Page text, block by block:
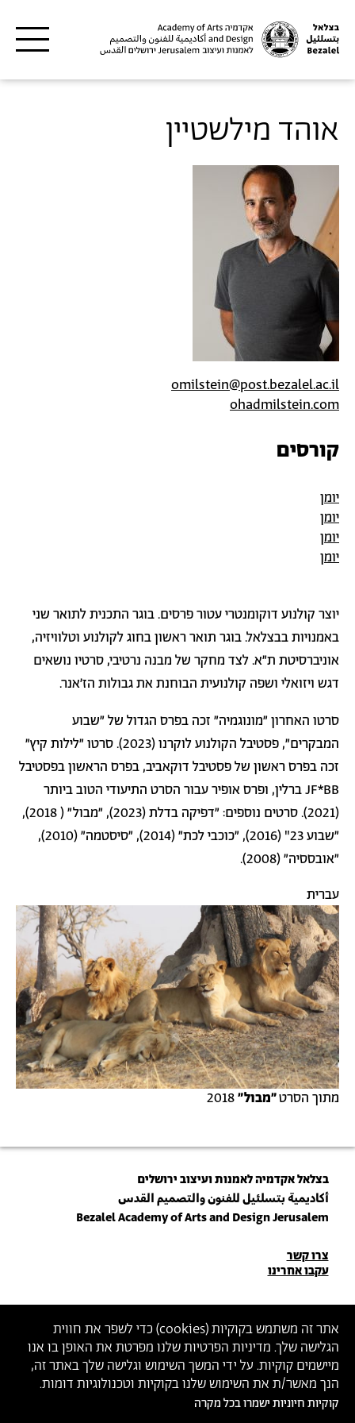
אתר זה משתמש בקוקיות (cookies) כדי לשפר את חווית
הגלישה שלך. מדיניות הפרטיות שלנו מפרטת את האופן בו אנו
מיישמים קוקיות. על ידי המשך השימוש וגלישה שלך באתר זה,
הנך מאשר/ת את השימוש שלנו בקוקיות וטכנולוגיות דומות.
קוקיות חיוניות ישמרו בכל מקרה
אוהד מילשטיין
omilstein@post.bezalel.ac.il
ohadmilstein.com
קורסים
יומן
יומן
יומן
יומן
יוצר קולנוע דוקומנטרי עטור פרסים. בוגר התכנית לתואר שני
באמנויות בבצלאל. בוגר תואר ראשון בחוג לקולנוע וטלוויזיה,
אוניברסיטת ת"א. לצד מחקר של מבנה נרטיבי, סרטיו נושאים
דגש ויזואלי ושפה קולנועית הבוחנת את גבולות הז'אנר.
סרטו האחרון "מונוגמיה" זכה בפרס הגדול של "שבוע
המבקרים", פסטיבל הקולנוע לוקרנו (2023). סרטו "לילות קיץ"
זכה בפרס ראשון של פסטיבל דוקאביב, בפרס הראשון בפסטיבל
JF*BB ברלין, ופרס אופיר עבור הסרט התיעודי הטוב ביותר
(2021). סרטים נוספים: "דפיקה בדלת (2023), "מבול" ( 2018),
"שבוע 23" (2016), "כוכבי לכת" (2014), "סיסטמה" (2010),
"אובססיה" (2008).
עברית
תמונה
מתוך הסרט"מבול"
בצלאל אקדמיה לאמנות ועיצוב ירושלים
أكاديمية بتسلئيل للفنون والتصميم القدس
Bezalel Academy of Arts and Design Jerusalem
פרטי
יצירת
קשר
צרו קשר
עקבו אחרינו
הצטרפו לניוזלטר שלנו
הכניסו כתובת מייל
ההצטרפות מהווה הסכמה למדיניות הפרטיות ול תנאי השימוש של בצלאל